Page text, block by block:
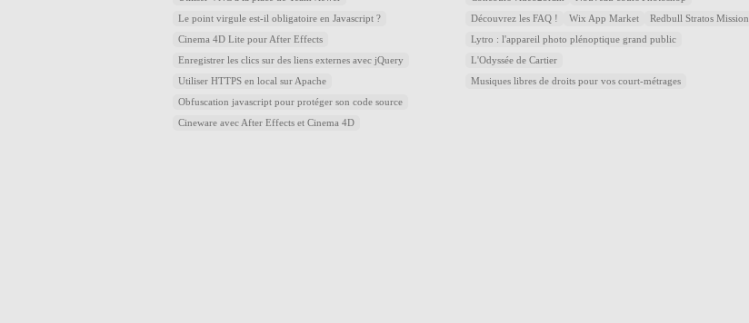
Le point virgule est-il obligatoire en Javascript ?
Cinema 4D Lite pour After Effects
Enregistrer les clics sur des liens externes avec jQuery
Utiliser HTTPS en local sur Apache
Obfuscation javascript pour protéger son code source
Cineware avec After Effects et Cinema 4D
Découvrez les FAQ ! Wix App Market Redbull Stratos Mission
Lytro : l'appareil photo plénoptique grand public
L'Odyssée de Cartier
Musiques libres de droits pour vos court-métrages